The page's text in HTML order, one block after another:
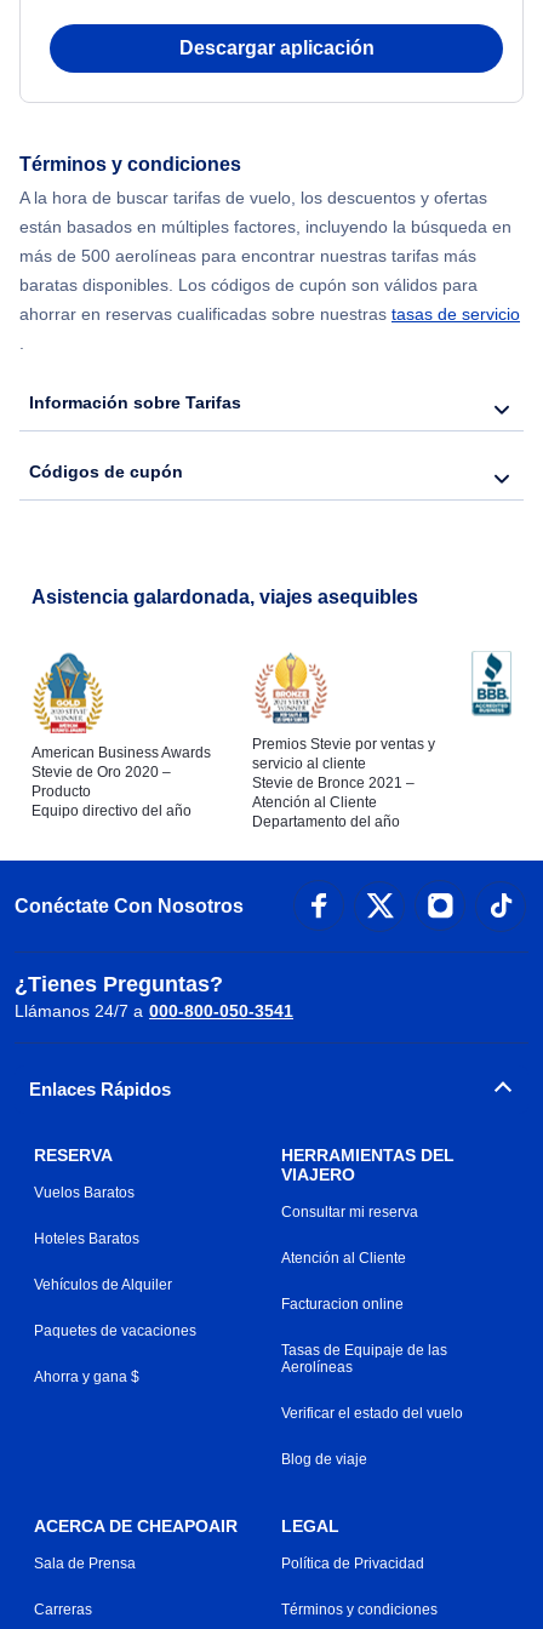
Flights from Delhi to Nueva York
Flights from Nueva York to Seúl
Flights from Nueva York to Barcelona
Descargar aplicación
Términos y condiciones
A la hora de buscar tarifas de vuelo, los descuentos y ofertas
están basados en múltiples factores, incluyendo la búsqueda en
más de 500 aerolíneas para encontrar nuestras tarifas más
baratas disponibles. Los códigos de cupón son válidos para
ahorrar en reservas cualificadas sobre nuestras tasas de servicio
.
Información sobre Tarifas
Códigos de cupón
Asistencia galardonada, viajes asequibles
American Business Awards
Stevie de Oro 2020 –
Producto
Equipo directivo del año
Premios Stevie por ventas y
servicio al cliente
Stevie de Bronce 2021 –
Atención al Cliente
Departamento del año
Conéctate Con Nosotros
¿Tienes Preguntas?
Llámanos 24/7 a 000-800-050-3541
Enlaces Rápidos
RESERVA
Vuelos Baratos
Hoteles Baratos
Vehículos de Alquiler
Paquetes de vacaciones
Ahorra y gana $
HERRAMIENTAS DEL
VIAJERO
Consultar mi reserva
Atención al Cliente
Facturacion online
Tasas de Equipaje de las
Aerolíneas
Verificar el estado del vuelo
Blog de viaje
ACERCA DE CHEAPOAIR
Sala de Prensa
Carreras
LEGAL
Política de Privacidad
Términos y condiciones